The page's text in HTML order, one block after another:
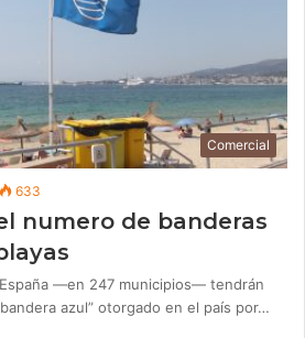
Comercial
633
numero de banderas
―en 247 municipios― tendrán
azul” otorgado en el país por…